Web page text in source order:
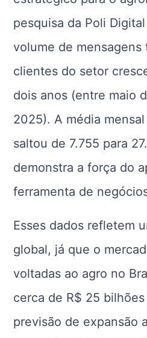
pesquisa da Poli
volume de mensagens
clientes do setor
dois anos (entre maio
2025). A média
saltou de 7.755 para
demonstra a força do
ferramenta de
Esses dados refletem
global, já que o
voltadas ao agro no
cerca de R$ 25
previsão de expansão